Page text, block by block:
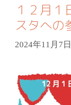
１２月１
スタへの
2024年11月7日